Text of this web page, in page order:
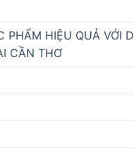
PHẨM HIỆU QUẢ VỚI
CẦN THƠ